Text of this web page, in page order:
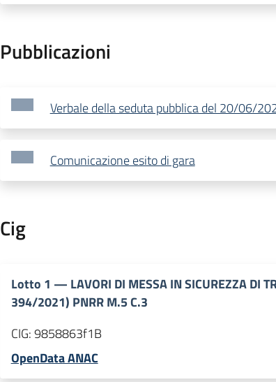
Pubblicazioni
Verbale della seduta pubblica del 20/06/
Comunicazione esito di gara
Cig
Lotto 1 — LAVORI DI MESSA IN SICUREZZA DI
394/2021) PNRR M.5 C.3
CIG:9858863f1B
OpenData ANAC